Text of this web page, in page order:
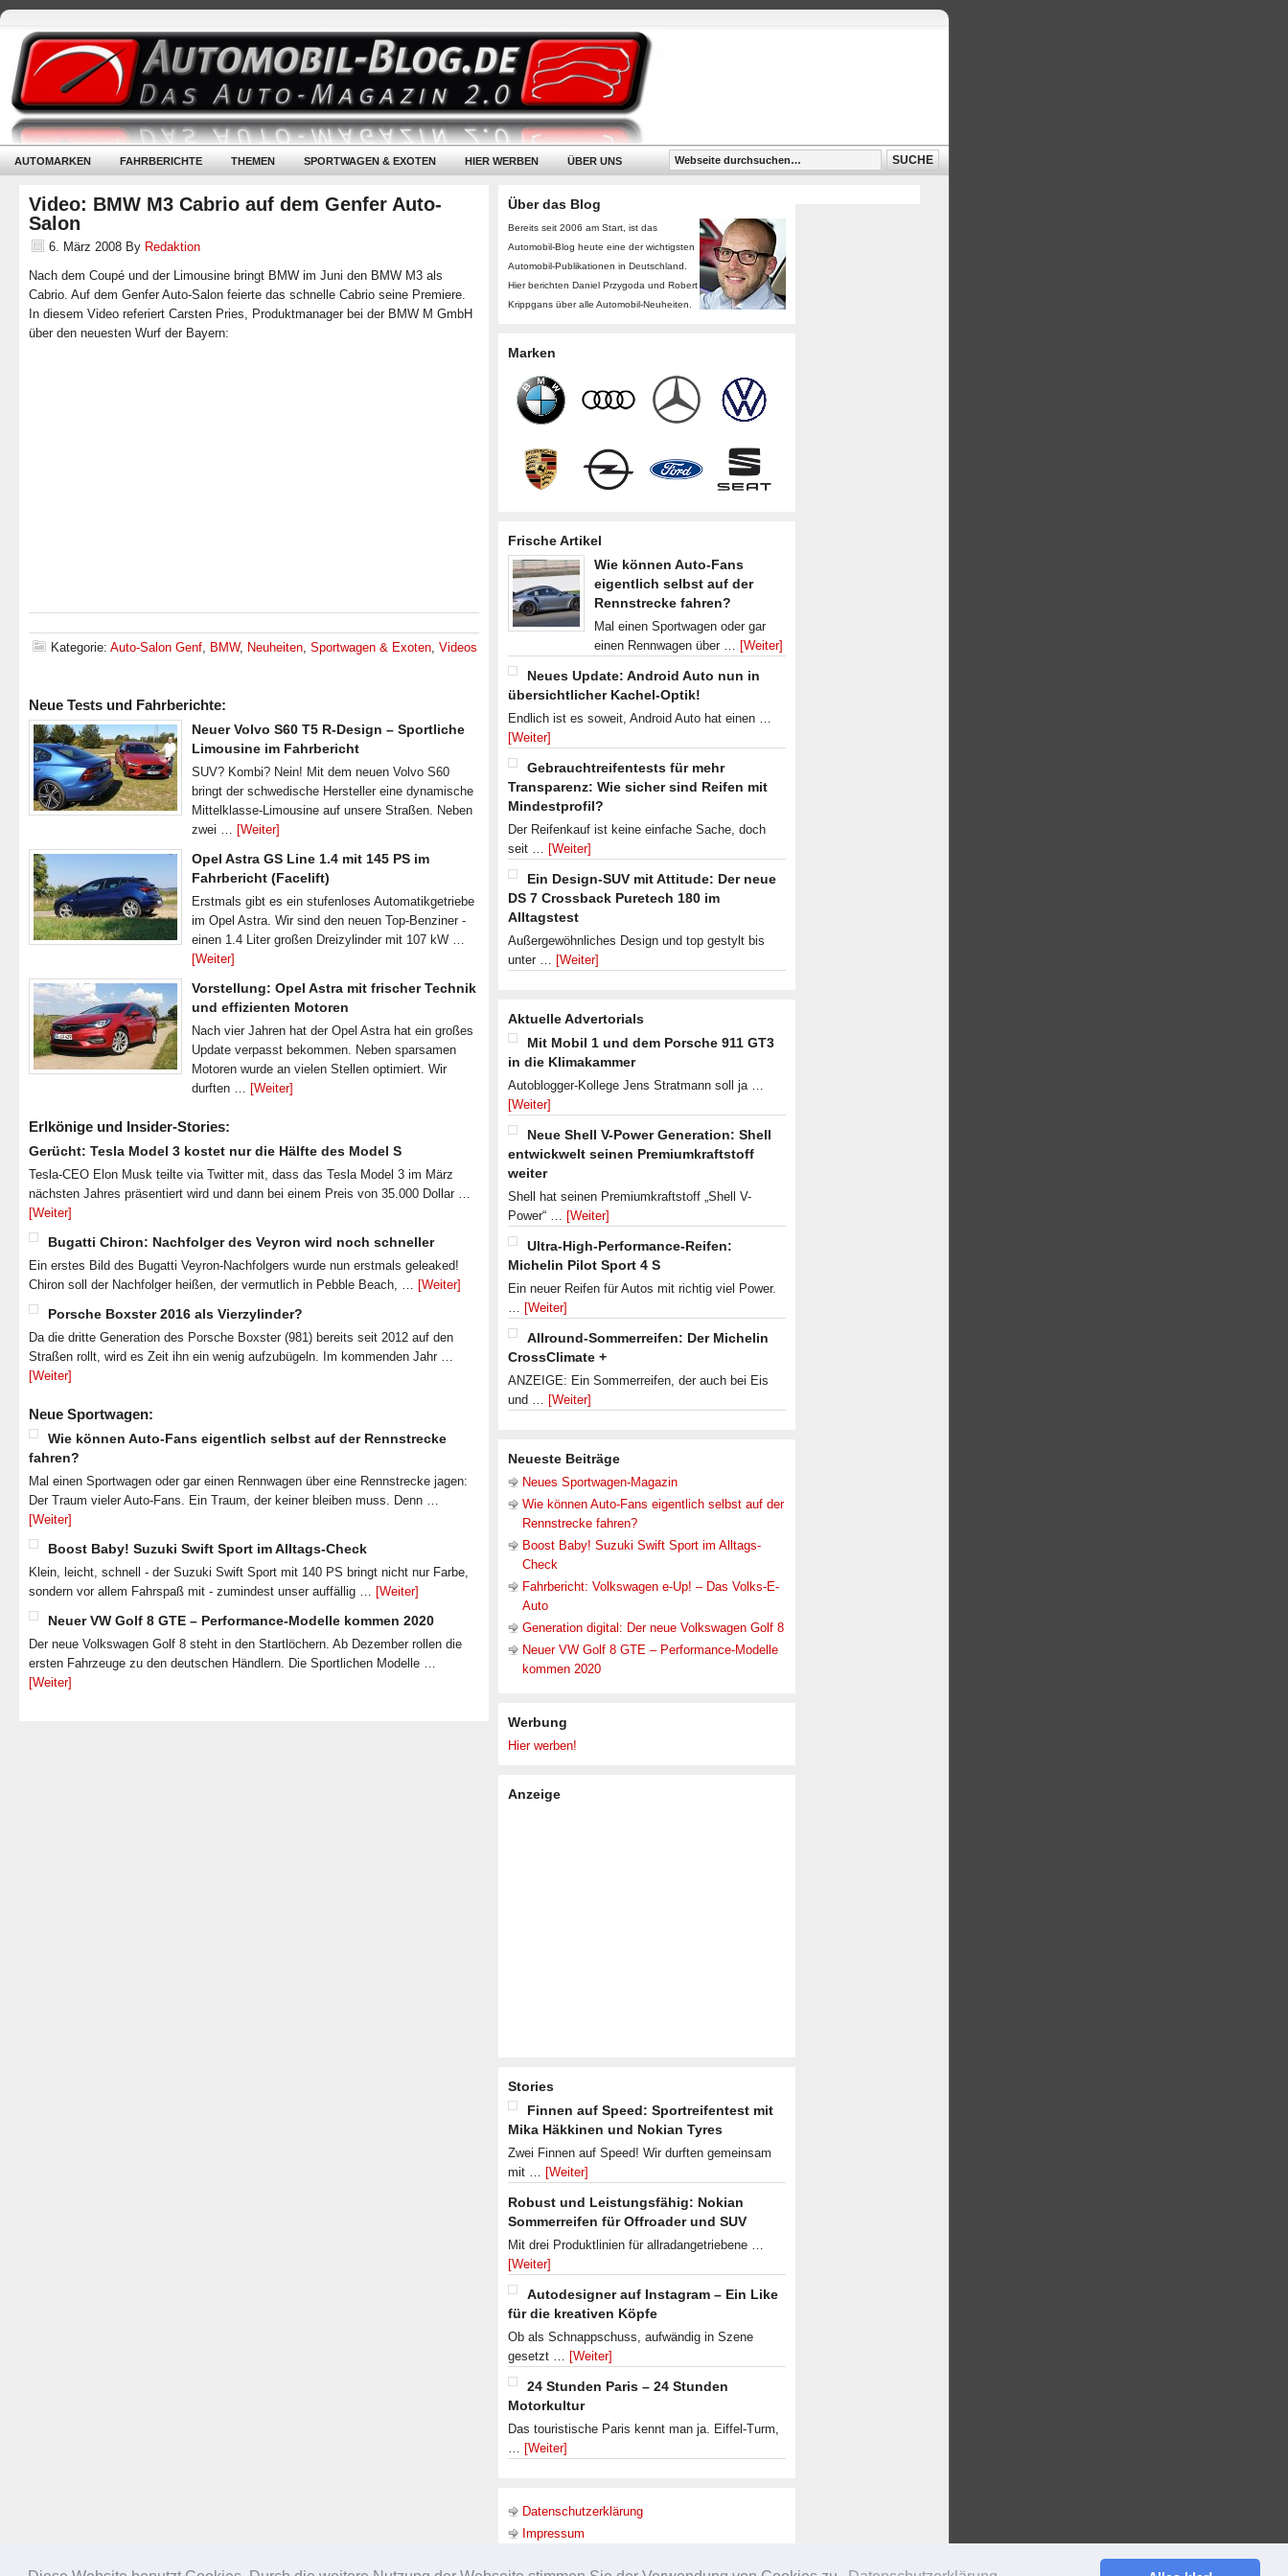
AUTOMARKEN FAHRBERICHTE THEMEN SPORTWAGEN & EXOTEN HIER WERBEN ÜBER UNS
Video: BMW M3 Cabrio auf dem Genfer Auto-
Salon
6. März 2008 By Redaktion
Nach dem Coupé und der Limousine bringt BMW im Juni den BMW M3 als
Cabrio. Auf dem Genfer Auto-Salon feierte das schnelle Cabrio seine Premiere.
In diesem Video referiert Carsten Pries, Produktmanager bei der BMW M GmbH
über den neuesten Wurf der Bayern:
Kategorie: Auto-Salon Genf, BMW, Neuheiten, Sportwagen & Exoten, Videos
Neue Tests und Fahrberichte:
Neuer Volvo S60 T5 R-Design – Sportliche
Limousine im Fahrbericht
SUV? Kombi? Nein! Mit dem neuen Volvo S60
bringt der schwedische Hersteller eine dynamische
Mittelklasse-Limousine auf unsere Straßen. Neben
zwei … [Weiter]
Opel Astra GS Line 1.4 mit 145 PS im
Fahrbericht (Facelift)
Erstmals gibt es ein stufenloses Automatikgetriebe
im Opel Astra. Wir sind den neuen Top-Benziner -
einen 1.4 Liter großen Dreizylinder mit 107 kW …
[Weiter]
Vorstellung: Opel Astra mit frischer Technik
und effizienten Motoren
Nach vier Jahren hat der Opel Astra hat ein großes
Update verpasst bekommen. Neben sparsamen
Motoren wurde an vielen Stellen optimiert. Wir
durften … [Weiter]
Erlkönige und Insider-Stories:
Gerücht: Tesla Model 3 kostet nur die Hälfte des Model S
Tesla-CEO Elon Musk teilte via Twitter mit, dass das Tesla Model 3 im März
nächsten Jahres präsentiert wird und dann bei einem Preis von 35.000 Dollar …
[Weiter]
Bugatti Chiron: Nachfolger des Veyron wird noch schneller
Ein erstes Bild des Bugatti Veyron-Nachfolgers wurde nun erstmals geleaked!
Chiron soll der Nachfolger heißen, der vermutlich in Pebble Beach, … [Weiter]
Porsche Boxster 2016 als Vierzylinder?
Da die dritte Generation des Porsche Boxster (981) bereits seit 2012 auf den
Straßen rollt, wird es Zeit ihn ein wenig aufzubügeln. Im kommenden Jahr …
[Weiter]
Neue Sportwagen:
Wie können Auto-Fans eigentlich selbst auf der Rennstrecke
fahren?
Mal einen Sportwagen oder gar einen Rennwagen über eine Rennstrecke jagen:
Der Traum vieler Auto-Fans. Ein Traum, der keiner bleiben muss. Denn …
[Weiter]
Boost Baby! Suzuki Swift Sport im Alltags-Check
Klein, leicht, schnell - der Suzuki Swift Sport mit 140 PS bringt nicht nur Farbe,
sondern vor allem Fahrspaß mit - zumindest unser auffällig … [Weiter]
Neuer VW Golf 8 GTE – Performance-Modelle kommen 2020
Der neue Volkswagen Golf 8 steht in den Startlöchern. Ab Dezember rollen die
ersten Fahrzeuge zu den deutschen Händlern. Die Sportlichen Modelle …
[Weiter]
Über das Blog
Bereits seit 2006 am Start, ist das
Automobil-Blog heute eine der wichtigsten
Automobil-Publikationen in Deutschland.
Hier berichten Daniel Przygoda und Robert
Krippgans über alle Automobil-Neuheiten.
Marken
Frische Artikel
Wie können Auto-Fans
eigentlich selbst auf der
Rennstrecke fahren?
Mal einen Sportwagen oder gar
einen Rennwagen über … [Weiter]
Neues Update: Android Auto nun in
übersichtlicher Kachel-Optik!
Endlich ist es soweit, Android Auto hat einen …
[Weiter]
Gebrauchtreifentests für mehr
Transparenz: Wie sicher sind Reifen mit
Mindestprofil?
Der Reifenkauf ist keine einfache Sache, doch
seit … [Weiter]
Ein Design-SUV mit Attitude: Der neue
DS 7 Crossback Puretech 180 im
Alltagstest
Außergewöhnliches Design und top gestylt bis
unter … [Weiter]
Aktuelle Advertorials
Mit Mobil 1 und dem Porsche 911 GT3
in die Klimakammer
Autoblogger-Kollege Jens Stratmann soll ja …
[Weiter]
Neue Shell V-Power Generation: Shell
entwickwelt seinen Premiumkraftstoff
weiter
Shell hat seinen Premiumkraftstoff „Shell V-
Power“ … [Weiter]
Ultra-High-Performance-Reifen:
Michelin Pilot Sport 4 S
Ein neuer Reifen für Autos mit richtig viel Power.
… [Weiter]
Allround-Sommerreifen: Der Michelin
CrossClimate +
ANZEIGE: Ein Sommerreifen, der auch bei Eis
und … [Weiter]
Neueste Beiträge
Neues Sportwagen-Magazin
Wie können Auto-Fans eigentlich selbst auf der
Rennstrecke fahren?
Boost Baby! Suzuki Swift Sport im Alltags-
Check
Fahrbericht: Volkswagen e-Up! – Das Volks-E-
Auto
Generation digital: Der neue Volkswagen Golf 8
Neuer VW Golf 8 GTE – Performance-Modelle
kommen 2020
Werbung
Hier werben!
Anzeige
Stories
Finnen auf Speed: Sportreifentest mit
Mika Häkkinen und Nokian Tyres
Zwei Finnen auf Speed! Wir durften gemeinsam
mit … [Weiter]
Robust und Leistungsfähig: Nokian
Sommerreifen für Offroader und SUV
Mit drei Produktlinien für allradangetriebene …
[Weiter]
Autodesigner auf Instagram – Ein Like
für die kreativen Köpfe
Ob als Schnappschuss, aufwändig in Szene
gesetzt … [Weiter]
24 Stunden Paris – 24 Stunden
Motorkultur
Das touristische Paris kennt man ja. Eiffel-Turm,
… [Weiter]
Datenschutzerklärung
Impressum